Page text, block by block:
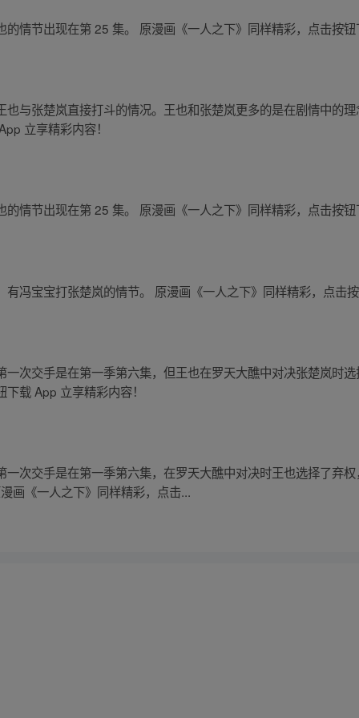
情节出现在第 25 集。 原漫画《一人之下》同样精彩，点击按
与张楚岚直接打斗的情况。王也和张楚岚更多的是在剧情中的
立享精彩内容！
情节出现在第 25 集。 原漫画《一人之下》同样精彩，点击按
冯宝宝打张楚岚的情节。 原漫画《一人之下》同样精彩，点击
次交手是在第一季第六集，但王也在罗天大醮中对决张楚岚时
载 App 立享精彩内容！
次交手是在第一季第六集，在罗天大醮中对决时王也选择了弃
画《一人之下》同样精彩，点击...